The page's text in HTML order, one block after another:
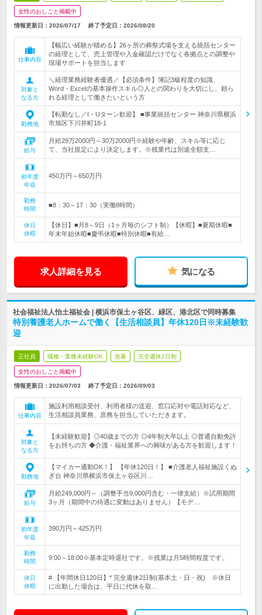
女性のおしごと掲載中
情報更新日：2026/07/17 終了予定日： 2026/08/20
仕事内容
【幅広い経験が積める】26ヶ所の葬祭式場を支える統括センター
の経理として、売上管理や入金確認だけでなく各拠点との調整や
現場サポートを担当します
対象と
なる方
＼経理業務経験者優遇／【必須条件】簿記3級程度の知識、
Word・Excelの基本操作スキル◎人との関わりを大切にし、頼ら
れる経理として働きたいという方
勤務地
【転勤なし／I・Uターン歓迎】 ■事業統括センター 神奈川県横浜
市旭区下川井町18-1
給与
月給29万2000円～30万2000円※経験や年齢、スキル等に応じ
て、当社規定により決定します。※残業代は別途全額支…
初年度
年収
450万円～650万円
勤務
時間
■8：30～17：30（実働8時間）
休日
休暇
【休日】■月8～9日（1ヶ月毎のシフト制）【休暇】■夏期休暇■
年末年始休暇■慶弔休暇■特別休暇■有給…
求人詳細を見る 気になる
社会福祉法人怡土福祉会 | 横浜市保土ヶ谷区、緑区、港北区で同時募集
特別養護老人ホームで働く【生活相談員】年休120日※未経験歓
迎
正社員 職種・業種未経験OK 急募 完全週休2日制
女性のおしごと掲載中
情報更新日：2026/07/03 終了予定日： 2026/09/03
仕事内容
施設利用相談受付、利用者様の送迎、窓口応対や電話対応など、
生活相談員業務、庶務を担当していただきます。
対象と
なる方
【未経験歓迎】◎40歳までの方 ◎4年制大卒以上 ◎普通自動免許
をお持ちの方 ◆介護・福祉業界への興味がある方を歓迎します！
勤務地
【マイカー通勤OK！】 【年休120日！】 ■介護老人福祉施設くぬ
ぎ台 神奈川県横浜市保土ヶ谷区川…
給与
月給249,000円～（調整手当9,000円含む・一律支給）※試用期間
3ヶ月（期間中の待遇に変動はありません）【モデ…
初年度
年収
390万円～425万円
勤務
時間
9:00～18:00※基本定時退社です。※残業は月5時間程度です。
休日
休暇
# 【年間休日120日】* 完全週休2日制(基本土・日・祝) ※休日
に出勤した場合は、平日に代休を取…